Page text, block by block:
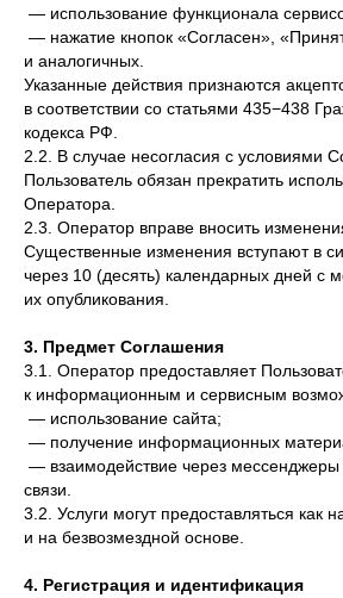
— использование функционала
— нажатие кнопок «Согласен»,
и аналогичных.
Указанные действия признаются
в соответствии со статьями 435−438
кодекса РФ.
2.2. В случае несогласия с условиями
Пользователь обязан прекратить
Оператора.
2.3. Оператор вправе вносить
Существенные изменения вступают в
через 10 (десять) календарных дней с
их опубликования.
3. Предмет Соглашения
3.1. Оператор предоставляет
к информационным и сервисным
— использование сайта;
— получение информационных
— взаимодействие через
связи.
3.2. Услуги могут предоставляться как
и на безвозмездной основе.
4. Регистрация и идентификация